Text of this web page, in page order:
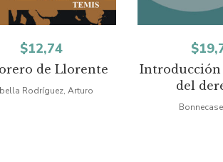
de Llorente
$12,74
Rodríguez, Arturo
Introducción
del
$